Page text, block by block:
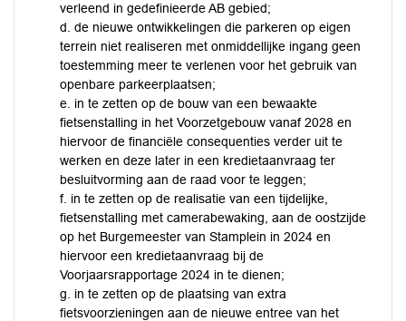
verleend in gedefinieerde AB gebied;
d. de nieuwe ontwikkelingen die parkeren op eigen
terrein niet realiseren met onmiddellijke ingang geen
toestemming meer te verlenen voor het gebruik van
openbare parkeerplaatsen;
e. in te zetten op de bouw van een bewaakte
fietsenstalling in het Voorzetgebouw vanaf 2028 en
hiervoor de financiële consequenties verder uit te
werken en deze later in een kredietaanvraag ter
besluitvorming aan de raad voor te leggen;
f. in te zetten op de realisatie van een tijdelijke,
fietsenstalling met camerabewaking, aan de oostzijde
op het Burgemeester van Stamplein in 2024 en
hiervoor een kredietaanvraag bij de
Voorjaarsrapportage 2024 in te dienen;
g. in te zetten op de plaatsing van extra
fietsvoorzieningen aan de nieuwe entree van het